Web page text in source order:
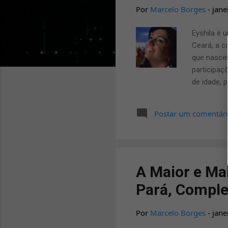
Por Marcelo Borges -
Eyshila é
Ceará, a
que
de idade,
como
Assista o
mais
Túlio
Postar um comentário
A Maior e
Pará,
Por Marcelo Borges -